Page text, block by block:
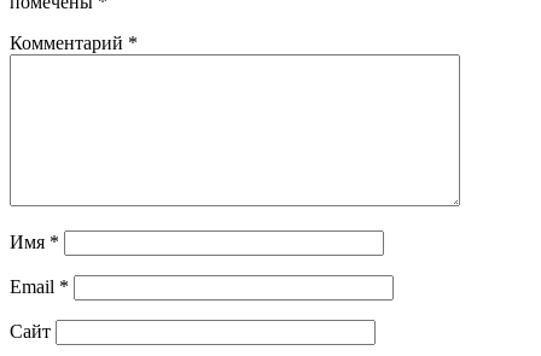
Комментарий *
Имя *
Email *
Сайт